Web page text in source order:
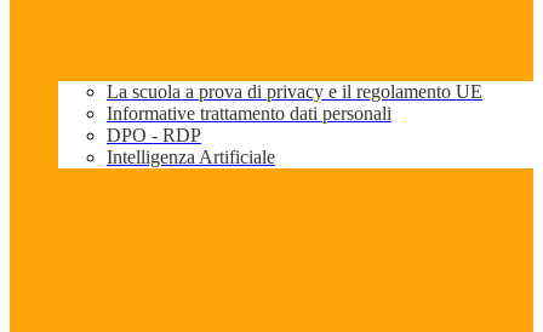
La scuola a prova di privacy e il regolamento UE
Informative trattamento dati personali
DPO - RDP
Intelligenza Artificiale